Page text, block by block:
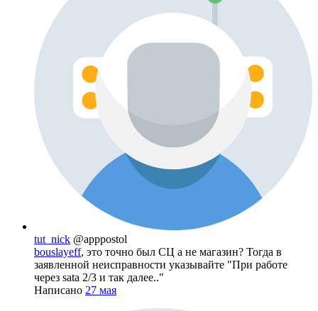
tut_nick @apppostol
bouslayeff, это точно был СЦ а не магазин? Тогда в
заявленной неисправности указывайте "При работе
через sata 2/3 и так далее.."
Написано 27 мая